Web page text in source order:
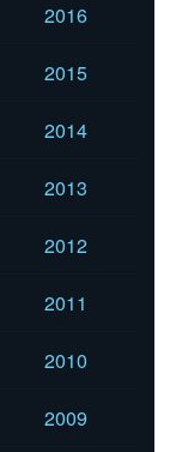
2016
2015
2014
2013
2012
2011
2010
2009